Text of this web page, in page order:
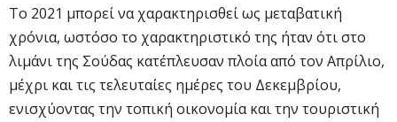
Το 2021 μπορεί να χαρακτηρισθεί ως μεταβατική
χρόνια, ωστόσο το χαρακτηριστικό της ήταν ότι στο
λιμάνι της Σούδας κατέπλευσαν πλοία από τον Απρίλιο,
μέχρι και τις τελευταίες ημέρες του Δεκεμβρίου,
ενισχύοντας την τοπική οικονομία και την τουριστική